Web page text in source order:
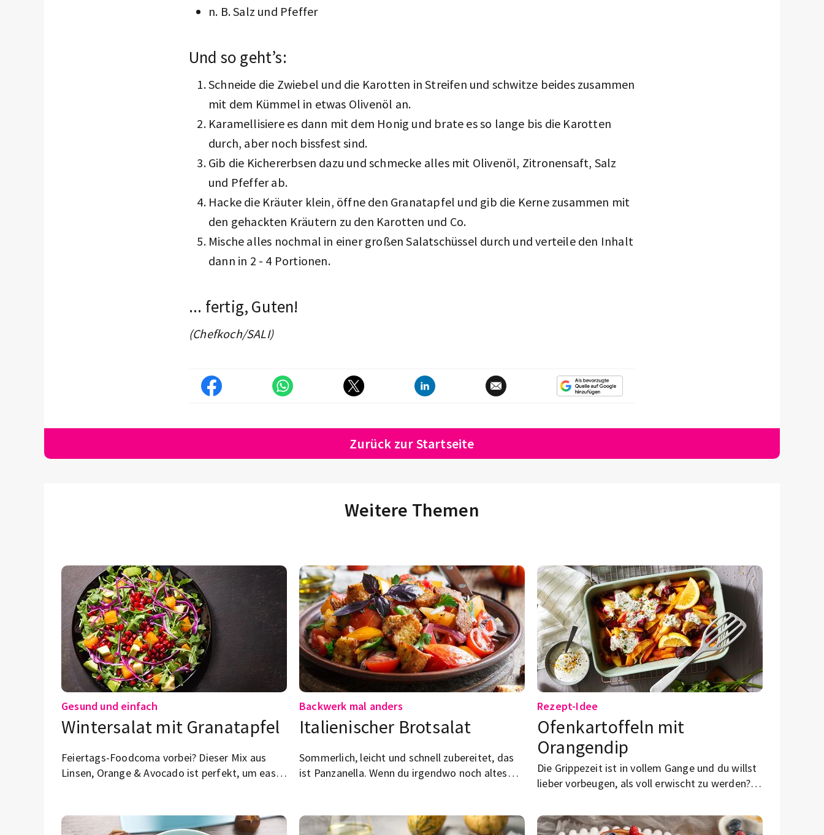
n. B. Salz und Pfeffer
Und so geht’s:
Schneide die Zwiebel und die Karotten in Streifen und schwitze beides zusammen
mit dem Kümmel in etwas Olivenöl an.
Karamellisiere es dann mit dem Honig und brate es so lange bis die Karotten
durch, aber noch bissfest sind.
Gib die Kichererbsen dazu und schmecke alles mit Olivenöl, Zitronensaft, Salz
und Pfeffer ab.
Hacke die Kräuter klein, öffne den Granatapfel und gib die Kerne zusammen mit
den gehackten Kräutern zu den Karotten und Co.
Mische alles nochmal in einer großen Salatschüssel durch und verteile den Inhalt
dann in 2 - 4 Portionen.
... fertig, Guten!
(Chefkoch/SALI)
Zurück zur Startseite
Weitere Themen
Gesund und einfach
Wintersalat mit Granatapfel
Feiertags-Foodcoma vorbei? Dieser Mix aus
Linsen, Orange & Avocado ist perfekt, um easy
Backwerk mal anders
Italienischer Brotsalat
Sommerlich, leicht und schnell zubereitet, das
ist Panzanella. Wenn du irgendwo noch altes
Rezept-Idee
Ofenkartoffeln mit
Orangendip
Die Grippezeit ist in vollem Gange und du willst
lieber vorbeugen, als voll erwischt zu werden?
Kartoffel-Wurzelgemüse.